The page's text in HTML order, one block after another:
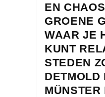
EN
GROENE
WAAR JE
KUNT
STEDEN
DETMOLD
MÜNSTER